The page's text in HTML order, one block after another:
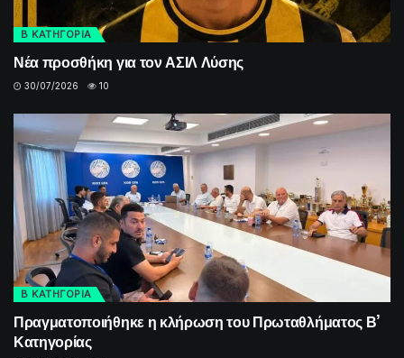
Β ΚΑΤΗΓΟΡΙΑ
Νέα προσθήκη για τον ΑΣΙΛ Λύσης
30/07/2026 10
Β ΚΑΤΗΓΟΡΙΑ
Πραγματοποιήθηκε η κλήρωση του Πρωταθλήματος Β’
Κατηγορίας